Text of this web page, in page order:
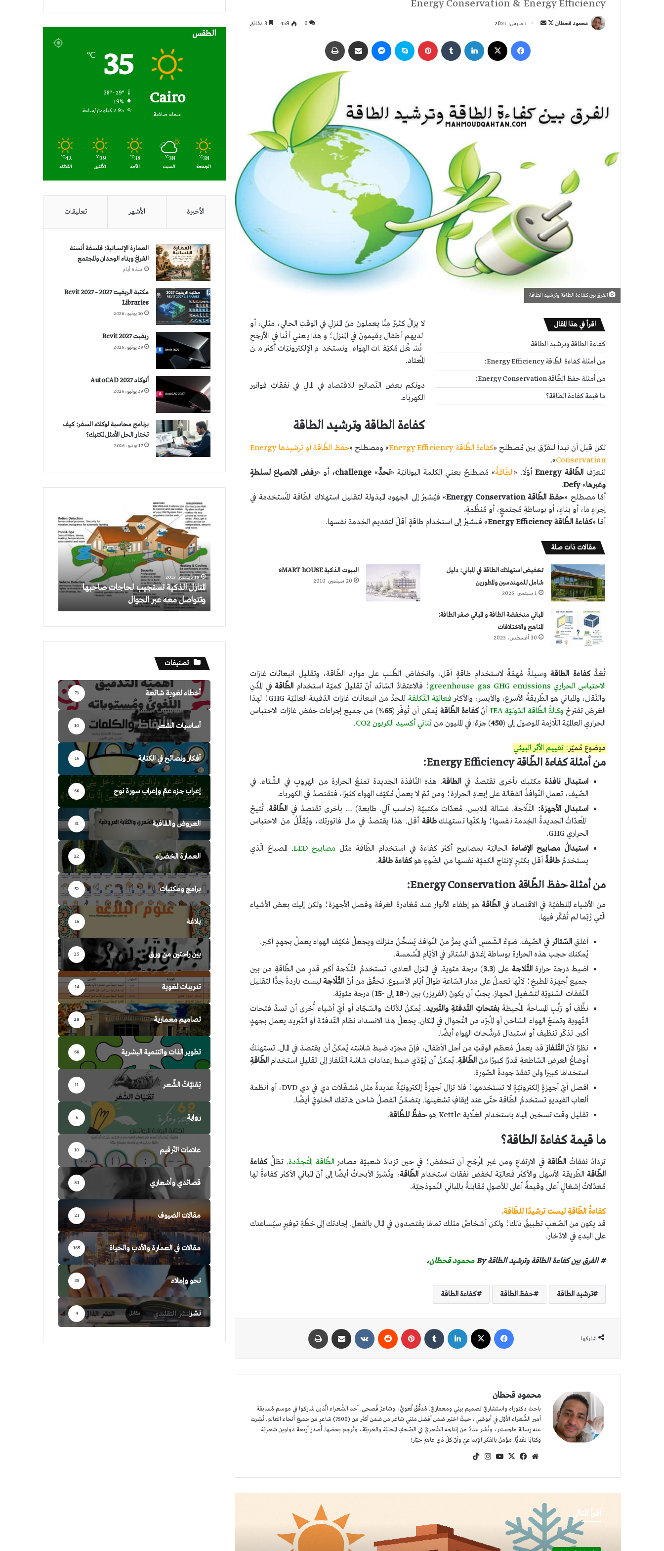
Energy Conservation & Energy Efficiency
محمود قحطان
تابعأرسل
إلكترونيا
1 مارس، 2021 0
458
فيسبوك لينكدإن بينتيريست سكايب ماسنجر مشاركة عبر البريد
الفرق بين كفاءة الطاقة وترشيد الطاقة
اقرأ في هذا المقال
كفاءة الطاقة وترشيد الطاقة
من أمثلة كفاءة الطّاقة Energy Efficiency:
من أمثلة حفظ الطّاقة Energy Conservation:
ما قيمة كفاءة الطاقة؟
لا يزالُ كثيرٌ مِنّا يعملونَ منَ المنزلِ في الوقتِ الحالي، مثلي، أو
لديهم أطفال يقيمونَ في المنزل؛ وهذا يعني أنّنا في الأرجحِ
نُشغِّل مُكيّفات الهواء ونستخدم الإلكترونيّات أكثر منَ
المُعتاد.
دونكم بعض النّصائح للاقتصادِ في المالِ في نفقاتِ فواتير
الكهرباء.
كفاءة الطاقة وترشيد الطاقة
لكن قبل أن نبدأ لنفرِّق بين مُصطلح «كفاءة الطّاقة Energy Efficiency » ومصطلح «
حفظ الطّاقة أو ترشيدها Energy
Conservation
».
لنعرّف الطّاقة Energy أوّلًا. «الطّاقةُ» مُصطلحٌ يعني الكلمة اليونانيّة «تحدٍّ» challenge، أو «رفض الانصياع لسلطةٍ
وغيرها»
Defy
.
أمّا مصطلح «حفظ الطّاقة Energy Conservation
» فيُشيرُ إلى الجهود المبذولة لتقليل استهلاك الطّاقة المُستخدمة في
إجراءٍ ما، أو بناءٍ، أو بوساطةِ مُجتمعٍ، أو مُنظّمةٍ.
أمّا «كفاءة الطّاقة Energy Efficiency » فنشيرُ إلى استخدامِ طاقةٍ أقلّ لتقديم الخِدمة نفسها.
مقالات ذات صلة
تخفيض استهلاك الطاقة في المباني: دليل
شامل للمهندسين والمطورين
1 سبتمبر، 2025
البيوت الذكية sMART hOUSE
20 سبتمبر، 2010
المباني منخفضة الطاقة و المباني صفر الطاقة:
المناهج والاختلافات
30 أغسطس، 2025
تُعَدُّكفاءة الطاقةوسيلةً مُهمّةً لاستخدامِ طاقةٍ أقل، وانخفاض الطّلبِ على موارد الطّاقة، وتقليل انبعاثات غازات
الاحتباسِ الحراري greenhouse gas GHG emissions
؛ فالاعتقادُ السّائد أنّ تقليلَ كميّة استخدام الطّاقةفي المُدُنِ
والنّقل، والمباني هو الطّريقةُ الأسرع، والأيسر، والأكثر فعاليّة التّكلفة
للحدِّ من انبعاثات غازات الدّفيئة العالميّة GHG؛ لهذا
الغرض تقترحُ وكالةُ الطّاقة الدّوليّة IEA أنّكفاءة الطّاقة يُمكن أن تُوفّر (65%) من جميع إجراءات خفض غازات الاحتباس
الحراري العالميّة اللّازمة للوصول إلى (450) جزءًا في المليون من ثناني أكسيد الكربون CO2 .
موضوع مُميّز: تقييم الأثر البيئي
من أمثلة كفاءة الطّاقة Energy Efficiency:
استبدال نافذة مكتبك بأخرى تقتصدُ في الطاقة. هذه النّافذة الجديدة تمنعُ الحرارة من الهروبِ في الشِّتاء. في
الصّيف، تعمل النّوافذُ الفعّالة على إبعادِ الحرارة؛ ومن ثمّ لا يعملُ مُكيّف الهواء كثيرًا، فتقتصدُ في الكهرباء.
استبدال الأجهزة: الثّلّاجة. غسّالة الملابس. مُعدّات مكتبيّة (حاسب آلي. طابعة) … بأخرى تقتصدُ في الطّاقة. تُتيحُ
المُعدّاتُ الجديدةُ الخِدمة نفسها؛ ولكنّها تستهلك طاقة أقل. هذا يقتصدُ في مال فاتورتك، ويُقلِّلُ منَ الاحتباس
الحراري GHG.
استبدالُ مصابيح الإضاءة الحاليّة بمصابيح أكثر كفاءة في استخدام الطّاقة مثل مصابيح LED
. المصباحُ الّذي
يستخدمُ طاقةً أقل بكثيرٍ لإنتاج الكميّة نفسها من الضّوءِ هو كفاءة طاقة.
من أمثلة حفظ الطّاقة Energy Conservation:
من الأشياء المنطقيّة في الاقتصاد فيالطّاقة هو إطفاء الأنوار عند مُغادرة الغرفة وفصل الأجهزة؛ ولكن إليك بعض الأشياء
الّتي رُبّما لم تُفكّر فيها.
أغلقِ السّتائر في الصّيف. ضوءُ الشّمسِ الّذي يمرُّ منَ النّوافذ يُسَخِّنُ منزلك ويجعلُ مُكيّف الهواء يعملُ بجهدٍ أكبر.
يُمكنك حجب هذه الحرارة بوساطة إغلاق السّتائر في الأيّامِ المُشمسة.
اضبط درجة حرارةالثّلاجة على (3.3) درجة مئوية. في المنزلِ العادي، تستخدمُ الثّلّاجة أكبر قدرٍ من الطّاقةِ من بين
جميع أجهزة المطبخِ؛ لأنّها تعملُ على مدار السّاعةِ طوالَ أيّام الأسبوع. تحقّقْ من أنّ الثّلّاجةليست باردةً جدًّا لتقليل
النّفقات السّنويّة لتشغيل الجهاز. يجبُ أن يكونَ (الفريزر) بين (-18 إلى -15
) درجة مئويّة.
نظِّفِ أو رَتِّبِ المِساحةَ المُحيطةَبفتحاتِ التّدفئةِ والتّبريد. يُمكنُ للأثاث والسّجّاد أو أيّ أشياء أُخرى أن تسدَّ فتحات
التّهوية وتمنعُ الهواء السّاخن أو المُبرّد من التِّجوال في المكان. يجعلُ هذا الانسداد نظام التّدفئة أو التّبريد يعمل بجهدٍ
أكبر. تذكّر تنظيف أو استبدال مُرشّحات الهواءِ أيضًا.
نظرًا لأنّالتّلفازقد يعملُ مُعظم الوقتِ من أجل الأطفال، فإنّ مجرّد ضبط شاشته يُمكنُ أن يقتصدَ في المال. تستهلكُ
أوضاعُ العرضِ السّاطعةِ قدرًا كبيرًا منَالطّاقةِ. يُمكنُ أن يُؤدّي ضبط إعداداتِ شاشة التّلفاز إلى تقليلِ استخدام الطّاقةِ
استخدامًا كبيرًا ولن تفقدَ جودةَ الصّورة.
افصل أيّ أجهزةٍ إلكترونيّةٍ لا تستخدمها؛ فلا تزال أجهزةٌ إلكترونيّةٌ عديدةٌ مثل مُشغّلات دي في دي DVD، أو أنظمة
ألعاب الفيديو تستخدمُ الطّاقة حتّى عند إيقافِ تشغيلها. يتضمّنُ الفصلُ شاحن هاتفك الخلويّ أيضًا.
تقليل وقت تسخين المياه باستخدام الغلّاية Kettle هو
حفظٌ للطّاقة.
ما قيمة كفاءة الطاقة؟
تزدادُ نفقاتُ الطّاقةفي الارتفاعِ ومن غير المُرجّحِ أن تنخفض؛ في حين تزدادُ شعبيّة مصادر الطّاقة المُتجدّدة. تظلُّ كفاءة
الطّاقةالطّريقة الأسهل والأكثر فعاليّة لخفض نفقات استخدامالطّاقة، وتُشيرُ الأبحاثُ أيضًا إلى أنّ المباني الأكثر كفاءةً لها
مُعدّلاتُ إشغالٍ أعلى وقيمةٌ أعلى للأصولِ مُقابلةً بالمباني النّموذجيّة.
كفاءةُ الطّاقةِ ليست ترشيدًا للطّاقة.
قد يكون من الصّعبِ تطبيقُ ذلك؛ ولكن أشخاصٌ مثلك تمامًا يقتصدون في المال بالفعل. إجادتك إلى خطّةِ توفيرٍ سيُساعدك
على البدءِ في الادّخار.
# الفرق بين كفاءة الطاقة وترشيد الطاقة By محمود قحطان،
ترشيد الطاقة حفظ الطاقة كفاءة الطاقة
شاركها
فيسبوك لينكدإن بينتيريست مشاركة عبر البريد
محمود قحطان
باحث دكتوراه واستشاريّ تصميم بيئي ومعماريّ. مُدقِّقٌ لُغويٌّ، وشاعرُ فُصحى. أحد الشُّعراء الَّذين شاركوا في موسم مُسابقة
أمير الشُّعراء الأوّل في أبوظبي، حيثُ اختير ضمن أفضل مئتي شاعر من ضمن أكثر من (7500) شاعرٍ من جميع أنحاء العالم. نُشِرت
عنه رسالة ماجستير، ونُشر عددٌ من إنتاجه الشّعريّ في الصّحفِ المحليّة والعربيّة، وتُرجِم بعضها. أصدرَ أربعة دواوين شعريّة
وكتابًا نقديًّا. مؤمنٌ بالفكرِ الإبداعيّ وأنّ كلّ ذي عاهةٍ جبّار!
موقع فيسبوك
‫X
‫YouTubeانستقرام
أقرأ التالي
استهلاك الطاقة في المباني: متى نحتاج إليها وكيف
نتوقعها؟
البشرية
الاستدامة: ضرورة حتمية لتحقيق التوازن بين
الحاضر والمستقبل
الطقس
Cairo
سماء صافية
35
℃
19%
2.95 كيلومتر/ساعة
38
℃
الجمعة
38
℃
السبت
38
℃
الأحد
39
℃
الأثنين
42
℃
الثلاثاء
الأخيرة الأشهر تعليقات
العمارة الإنسانية: فلسفة أنسنة
الفراغ وبناء الوجدان والمجتمع
منذ 6 أيام
مكتبة الريفيت 2027 – Revit 2027
Libraries
30 يونيو، 2026
ريفيت 2027 Revit
29 يونيو، 2026
أتوكاد 2027 AutoCAD
29 يونيو، 2026
برنامج محاسبة لوكلاء السفر: كيف
تختار الحل الأمثل لمكتبك؟
17 يونيو، 2026
المنازل
الذكية
تستجيب
لحاجات
صاحبها
وتتواصل
معه
عبر
الجوال
18 ديسمبر، 2013
المنازل الذكية تستجيب لحاجات صاحبها
وتتواصل معه عبر الجوال
تصنيفات
أخطاء لغوية شائعة 73
أساسيات الشعر 10
أفكار ونصائح في الكتابة 16
إعراب جزء عمّ وإعراب سورة نوح 68
العروض والقافية 31
العمارة الخضراء 22
برامج ومكتبات 52
بلاغة 16
بين راحتين من ورق 25
تدريبات لغوية 14
تصاميم معمارية 28
تطوير الذات والتنمية البشرية 68
تِقنيَّاتُ الشِّعر 11
رواية 6
علامات التّرقيم 10
قصائدي وأشعاري 81
مقالات الضيوف 21
مقالات في العمارة والأدب والحياة 165
نحو وإملاء 35
نشر 4